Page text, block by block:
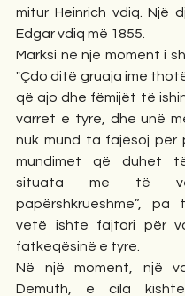
mitur Heinrich vdiq. Një
Edgar vdiq më 1855.
Marksi në një moment i
"Çdo ditë gruaja ime
që ajo dhe fëmijët të
varret e tyre, dhe unë
nuk mund ta fajësoj për
mundimet që duhet
situata me të
papërshkrueshme”,
vetë ishte fajtori për
fatkeqësinë e tyre.
Në një moment, një
Demuth, e cila